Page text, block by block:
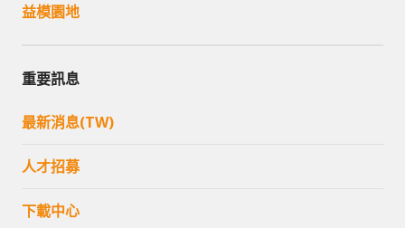
益模園地
重要訊息
最新消息(TW)
人才招募
下載中心